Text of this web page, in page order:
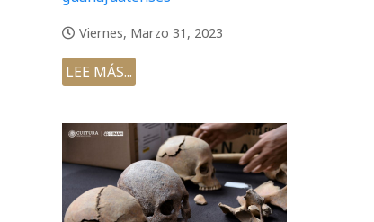
Viernes, Marzo 31, 2023
LEE MÁS...